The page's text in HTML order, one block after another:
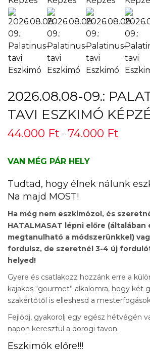
2026.08.08-09.:
TAVI ESZKIMÓ
44.000 Ft – 74.000 Ft
VAN MÉG PÁR HELY
Tudtad, hogy élnek nálunk
Na majd MOST!
Ha még nem eszkimózol, és
HATALMASAT lépni előre
megtanulható a módszerünkkel)
fordulsz, de szeretnél 3-4 új
helyed!
Gyere és csatlakozz hozzánk erre a
kajakos “gourmet” alkalomra, hogy két
szakértőtől is elleshesd a
Fejlődj, gyakorolj egy egész hétvégén
napon keresztül a dorogi tavon.
Eszkimók előre!!!